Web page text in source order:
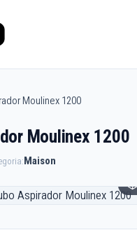
Moulinex 1200
Moulinex 1200
Maison